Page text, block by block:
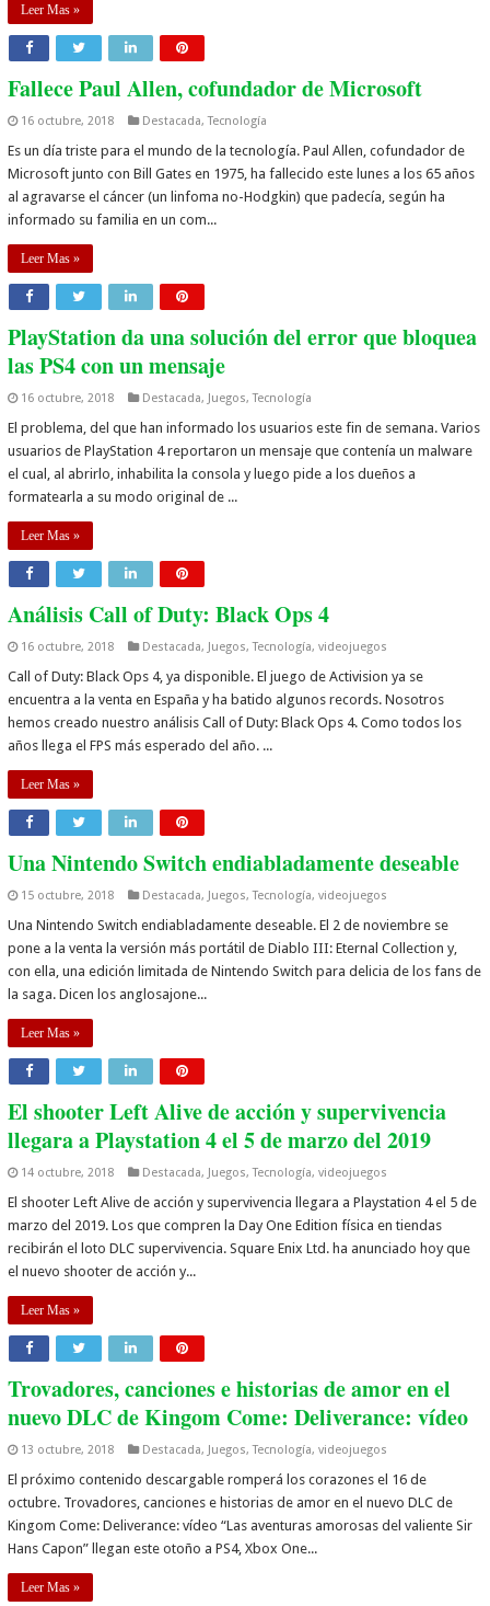
Leer Mas »
Fallece Paul Allen, cofundador de Microsoft
16 octubre, 2018 Destacada,Tecnología
Es un día triste para el mundo de la tecnología. Paul Allen, cofundador de
Microsoft junto con Bill Gates en 1975, ha fallecido este lunes a los 65 años
al agravarse el cáncer (un linfoma no-Hodgkin) que padecía, según ha
informado su familia en un com...
Leer Mas »
PlayStation da una solución del error que bloquea
las PS4 con un mensaje
16 octubre, 2018 Destacada, Juegos,Tecnología
El problema, del que han informado los usuarios este fin de semana. Varios
usuarios de PlayStation 4 reportaron un mensaje que contenía un malware
el cual, al abrirlo, inhabilita la consola y luego pide a los dueños a
formatearla a su modo original de ...
Leer Mas »
Análisis Call of Duty: Black Ops 4
16 octubre, 2018 Destacada, Juegos,Tecnología,videojuegos
Call of Duty: Black Ops 4, ya disponible. El juego de Activision ya se
encuentra a la venta en España y ha batido algunos records. Nosotros
hemos creado nuestro análisis Call of Duty: Black Ops 4. Como todos los
años llega el FPS más esperado del año. ...
Leer Mas »
Una Nintendo Switch endiabladamente deseable
15 octubre, 2018 Destacada, Juegos,Tecnología,videojuegos
Una Nintendo Switch endiabladamente deseable. El 2 de noviembre se
pone a la venta la versión más portátil de Diablo III: Eternal Collection y,
con ella, una edición limitada de Nintendo Switch para delicia de los fans de
la saga. Dicen los anglosajone...
Leer Mas »
El shooter Left Alive de acción y supervivencia
llegara a Playstation 4 el 5 de marzo del 2019
14 octubre, 2018 Destacada, Juegos,Tecnología,videojuegos
El shooter Left Alive de acción y supervivencia llegara a Playstation 4 el 5 de
marzo del 2019. Los que compren la Day One Edition física en tiendas
recibirán el loto DLC supervivencia. Square Enix Ltd. ha anunciado hoy que
el nuevo shooter de acción y...
Leer Mas »
Trovadores, canciones e historias de amor en el
nuevo DLC de Kingom Come: Deliverance: vídeo
13 octubre, 2018 Destacada, Juegos,Tecnología,videojuegos
El próximo contenido descargable romperá los corazones el 16 de
octubre. Trovadores, canciones e historias de amor en el nuevo DLC de
Kingom Come: Deliverance: vídeo “Las aventuras amorosas del valiente Sir
Hans Capon” llegan este otoño a PS4, Xbox One...
Leer Mas »